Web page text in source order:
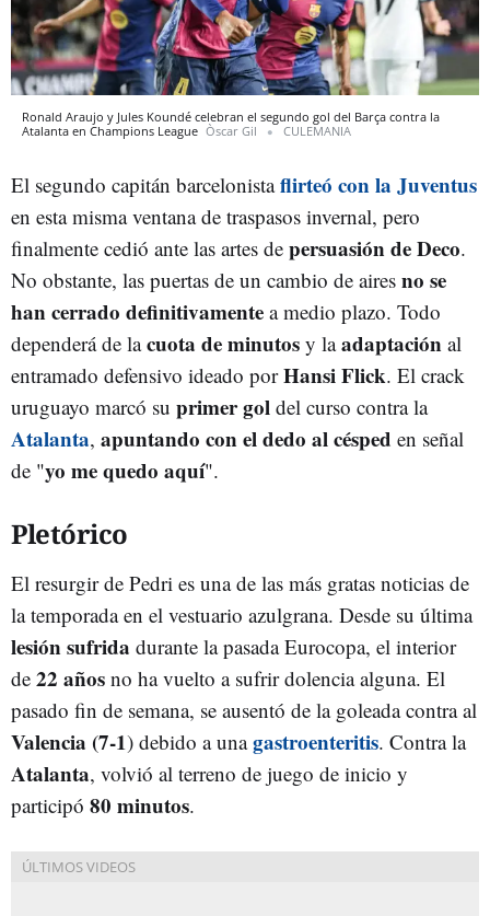
Ronald Araujo y Jules Koundé celebran el segundo gol del Barça contra la
Atalanta en Champions League Òscar Gil CULEMANIA
El segundo capitán barcelonistaflirteó con la Juventus
en esta misma ventana de traspasos invernal, pero
finalmente cedió ante las artes de persuasión de Deco.
No obstante, las puertas de un cambio de aires no se
han cerrado definitivamente a medio plazo. Todo
dependerá de lacuota de minutos y laadaptación al
entramado defensivo ideado porHansi Flick. El crack
uruguayo marcó su primer gol del curso contra la
Atalanta, apuntando con el dedo al césped en señal
de "yo me quedo aquí".
Pletórico
El resurgir de Pedri es una de las más gratas noticias de
la temporada en el vestuario azulgrana. Desde su última
lesión sufrida durante la pasada Eurocopa, el interior
de 22 años no ha vuelto a sufrir dolencia alguna. El
pasado fin de semana, se ausentó de la goleada contra al
Valencia (7-1) debido a unagastroenteritis. Contra la
Atalanta, volvió al terreno de juego de inicio y
participó 80 minutos.